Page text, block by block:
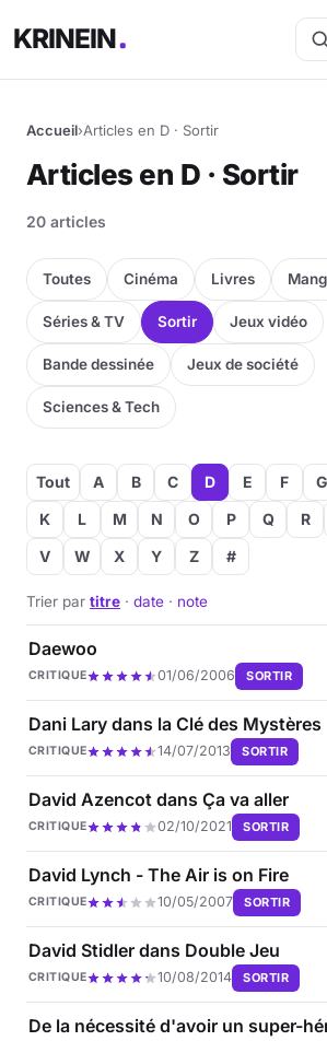
KRINEIN
Accueil›Articles en D · Sortir
Articles en D · Sortir
20 articles
Toutes Cinéma Livres
Séries & TV Sortir Jeux vidéo
Bande dessinée Jeux de société
Sciences & Tech
Tout A B C D E F G
K
L M N O P Q R
V
W X Y Z #
Trier par titre · date · note
Daewoo
CRITIQUE 01/06/2006 SORTIR
Dani Lary dans la Clé des Mystères
CRITIQUE 14/07/2013 SORTIR
David Azencot dans Ça va aller
CRITIQUE 02/10/2021 SORTIR
David Lynch - The Air is on Fire
CRITIQUE 10/05/2007 SORTIR
David Stidler dans Double Jeu
CRITIQUE 10/08/2014 SORTIR
De la nécessité d'avoir un super-